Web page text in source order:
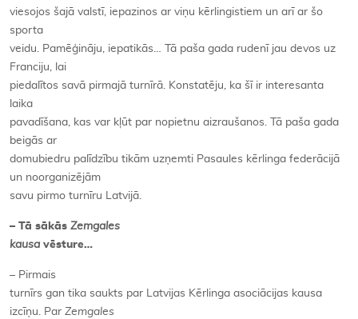
viesojos šajā valstī, iepazinos ar viņu kērlingistiem un arī ar šo
sporta
veidu. Pamēģināju, iepatikās… Tā paša gada rudenī jau devos uz
Franciju, lai
piedalītos savā pirmajā turnīrā. Konstatēju, ka šī ir interesanta
laika
pavadīšana, kas var kļūt par nopietnu aizraušanos. Tā paša gada
beigās ar
domubiedru palīdzību tikām uzņemti Pasaules kērlinga federācijā
un noorganizējām
savu pirmo turnīru Latvijā.
– Tā sākās Zemgales
kausa vēsture…
– Pirmais
turnīrs gan tika saukts par Latvijas Kērlinga asociācijas kausa
izcīņu. Par Zemgales